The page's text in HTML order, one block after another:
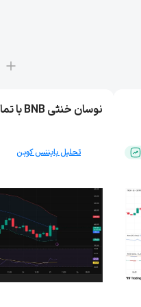
نوسان خنثی BNB با تمایل صعودی
تحلیل بایننس کوین